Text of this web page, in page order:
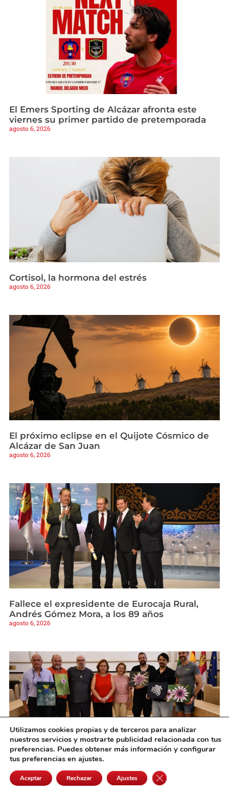
El Emers Sporting de Alcázar afronta este
viernes su primer partido de pretemporada
agosto 6, 2026
Cortisol, la hormona del estrés
agosto 6, 2026
El próximo eclipse en el Quijote Cósmico de
Alcázar de San Juan
agosto 6, 2026
Fallece el expresidente de Eurocaja Rural,
Andrés Gómez Mora, a los 89 años
agosto 6, 2026
Cedillo entrega los galardones del primer
concurso de fotografía “Fascinación por las
Utilizamos cookies propias y de terceros para analizar
nuestros servicios y mostrarte publicidad relacionada con tus
preferencias. Puedes obtener más información y configurar
tus preferencias en ajustes.
Aceptar Rechazar Ajustes Cerrar el banner de